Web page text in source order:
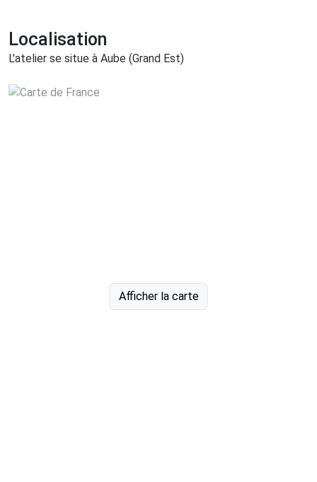
Localisation
L'atelier se situe à Aube (Grand Est)
Afficher la carte